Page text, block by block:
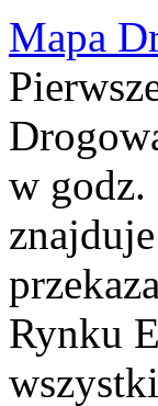
Mapa
w
Rynku